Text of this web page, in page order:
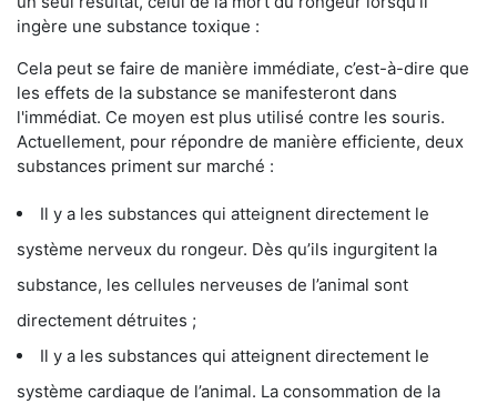
ingère une substance toxique :
Cela peut se faire de manière immédiate, c’est-à-dire que
les effets de la substance se manifesteront dans
l'immédiat. Ce moyen est plus utilisé contre les souris.
Actuellement, pour répondre de manière efficiente, deux
substances priment sur marché :
Il y a les substances qui atteignent directement le
système nerveux du rongeur. Dès qu’ils ingurgitent la
substance, les cellules nerveuses de l’animal sont
directement détruites ;
Il y a les substances qui atteignent directement le
système cardiaque de l’animal. La consommation de la